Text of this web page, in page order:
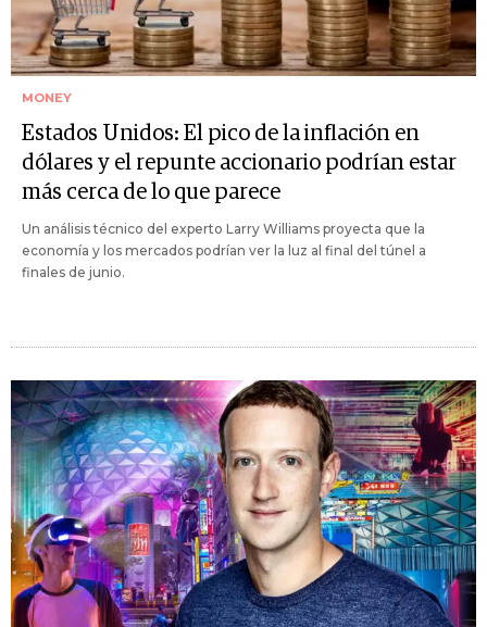
MONEY
Estados Unidos: El pico de la inflación en
dólares y el repunte accionario podrían estar
más cerca de lo que parece
Un análisis técnico del experto Larry Williams proyecta que la
economía y los mercados podrían ver la luz al final del túnel a
finales de junio.